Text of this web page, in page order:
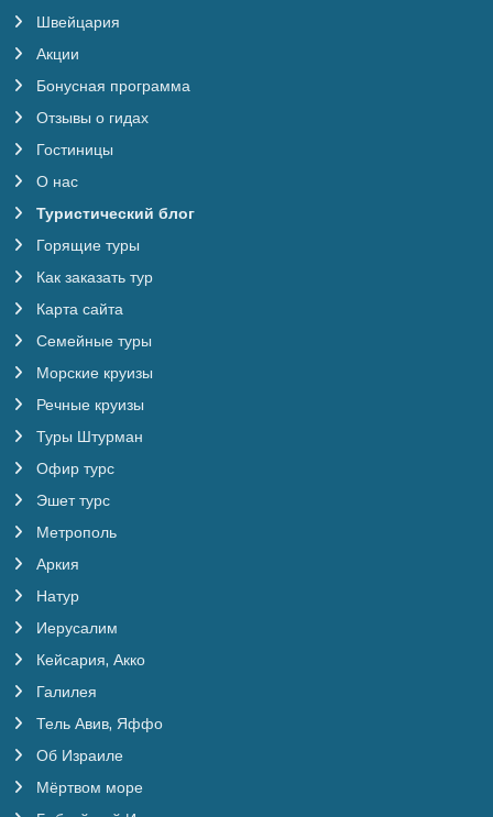
Швейцария
Акции
Бонусная программа
Отзывы о гидах
Гостиницы
О нас
Туристический блог
Горящие туры
Как заказать тур
Карта сайта
Семейные туры
Морские круизы
Речные круизы
Туры Штурман
Офир турс
Эшет турс
Метрополь
Аркия
Натур
Иерусалим
Кейсария, Акко
Галилея
Тель Авив, Яффо
Об Израиле
Мёртвом море